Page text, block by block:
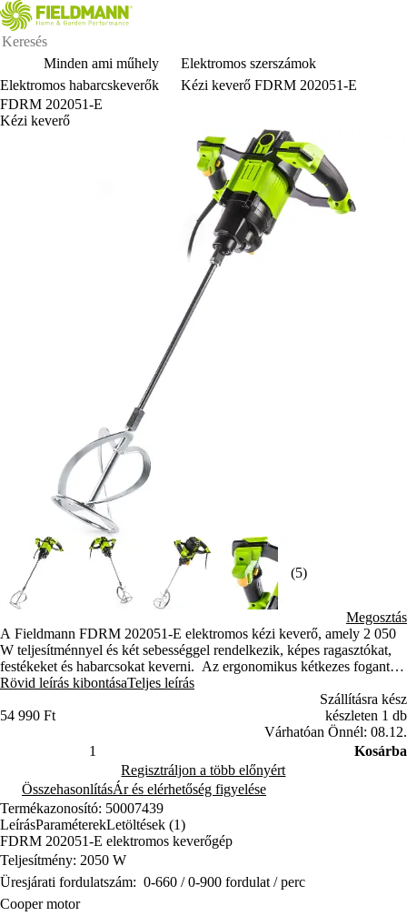
Minden ami műhely
Elektromos szerszámok
Elektromos habarcskeverők
Kézi keverő FDRM 202051-E
FDRM 202051-E
Kézi keverő
(5)
Megosztás
A Fieldmann FDRM 202051-E elektromos kézi keverő, amely 2 050
W teljesítménnyel és két sebességgel rendelkezik, képes ragasztókat,
festékeket és habarcsokat keverni. Az ergonomikus kétkezes fogantyú
munkavégzés közben kényelmet nyújt.
Rövid leírás kibontásaTeljes leírás
54 990 Ft
Szállításra kész
készleten 1 db
Várhatóan Önnél: 08.12.
Kosárba
Regisztráljon a több előnyért
ÖsszehasonlításÁr és elérhetőség figyelése
Termékazonosító: 50007439
LeírásParaméterekLetöltések (1)
FDRM 202051-E elektromos keverőgép
Teljesítmény: 2050 W
Üresjárati fordulatszám: 0-660 / 0-900 fordulat / perc
Cooper motor